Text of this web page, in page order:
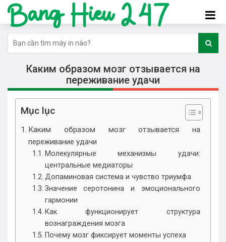
Каким образом мозг отзывается на
переживание удачи
Mục lục
Каким образом мозг отзывается на
переживание удачи
Молекулярные механизмы удачи:
центральные медиаторы
Допаминовая система и чувство триумфа
Значение серотонина и эмоционального
гармонии
Как функционирует структура
вознаграждения мозга
Почему мозг фиксирует моменты успеха